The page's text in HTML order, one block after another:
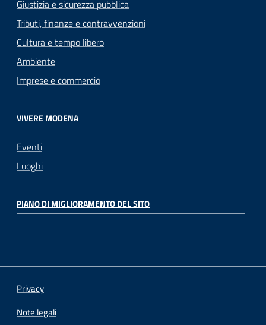
Giustizia e sicurezza pubblica
Tributi, finanze e contravvenzioni
Cultura e tempo libero
Ambiente
Imprese e commercio
VIVERE MODENA
Eventi
Luoghi
PIANO DI MIGLIORAMENTO DEL SITO
Privacy
Note legali